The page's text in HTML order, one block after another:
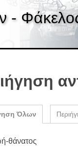
-
Όλων
θάνατος